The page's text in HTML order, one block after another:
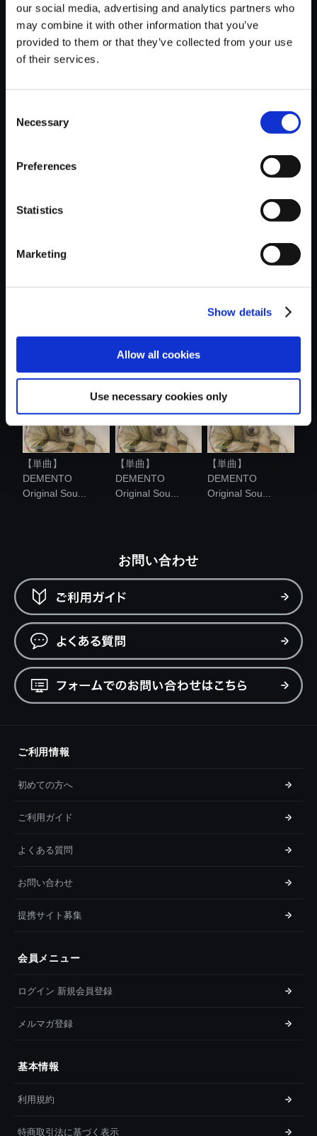
our social media, advertising and analytics partners who
may combine it with other information that you’ve
provided to them or that they’ve collected from your use
of their services.
Selection
Necessary
Preferences
Statistics
Marketing
Show details
Allow all cookies
Use necessary cookies only
und Track Writhing embryo
150円
7ポイント付与
Original Sou...
Original...
【単曲】
Original Sou...
【単曲】
DEMENTO
Original Sou...
【単曲】
DEMENTO
Original Sou...
【単曲】
DEMENTO
Original Sou...
お問い合わせ
ご利用情報
初めての方へ
ご利用ガイド
よくある質問
お問い合わせ
提携サイト募集
会員メニュー
ログイン 新規会員登録
メルマガ登録
基本情報
利用規約
特商取引法に基づく表示